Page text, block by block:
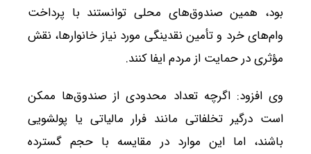
بود، همین صندوق‌های محلی توانستند با پرداخت
وام‌های خرد و تأمین نقدینگی مورد نیاز خانوارها، نقش
مؤثری در حمایت از مردم ایفا کنند.
وی افزود: اگرچه تعداد محدودی از صندوق‌ها ممکن
است درگیر تخلفاتی مانند فرار مالیاتی یا پولشویی
باشند، اما این موارد در مقایسه با حجم گسترده